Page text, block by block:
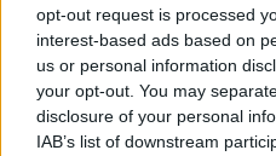
opt-out request is processed
interest-based ads based on
us or personal information
your opt-out. You may
disclosure of your personal
IAB’s list of downstream